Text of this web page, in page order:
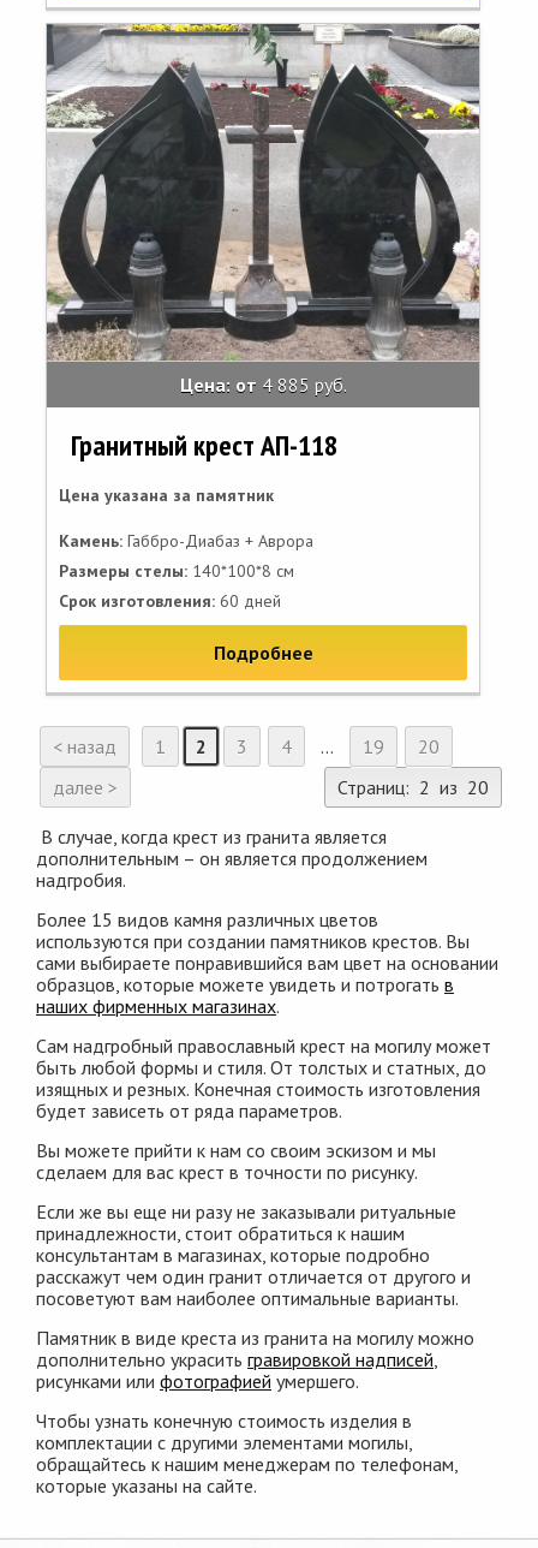
Цена: от 4 885 руб.
Гранитный крест АП-118
Цена указана за памятник
Камень: Габбро-Диабаз + Аврора
Размеры стелы: 140*100*8 см
Срок изготовления: 60 дней
Подробнее
< назад 1 2 3 4 ... 19
20
далее >
Страниц: 2 из 20
В случае, когда крест из гранита является
дополнительным – он является продолжением
надгробия.
Более 15 видов камня различных цветов
используются при создании памятников крестов. Вы
сами выбираете понравившийся вам цвет на основании
образцов, которые можете увидеть и потрогать в
наших фирменных магазинах.
Сам надгробный православный крест на могилу может
быть любой формы и стиля. От толстых и статных, до
изящных и резных. Конечная стоимость изготовления
будет зависеть от ряда параметров.
Вы можете прийти к нам со своим эскизом и мы
сделаем для вас крест в точности по рисунку.
Если же вы еще ни разу не заказывали ритуальные
принадлежности, стоит обратиться к нашим
консультантам в магазинах, которые подробно
расскажут чем один гранит отличается от другого и
посоветуют вам наиболее оптимальные варианты.
Памятник в виде креста из гранита на могилу можно
дополнительно украсить гравировкой надписей
рисунками или фотографией умершего.
Чтобы узнать конечную стоимость изделия в
комплектации с другими элементами могилы,
обращайтесь к нашим менеджерам по телефонам,
которые указаны на сайте.